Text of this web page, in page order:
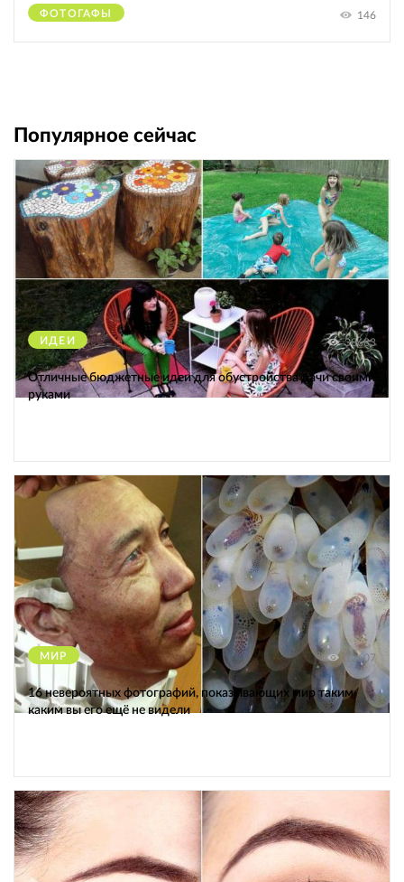
ФОТОГАФЫ 146
Популярное сейчас
ИДЕИ 38683
Отличные бюджетные идеи для обустройства дачи своими
руками
МИР 12607
16 невероятных фотографий, показывающих мир таким,
каким вы его ещё не видели